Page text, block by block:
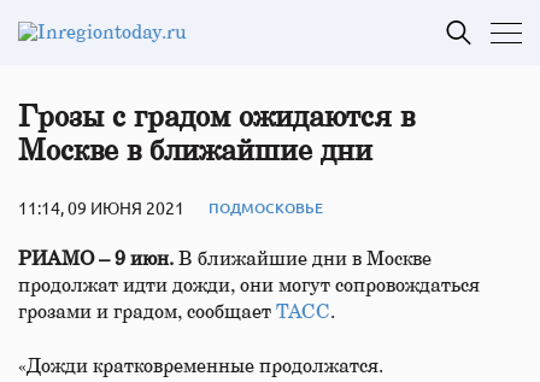
Грозы с градом ожидаются в
Москве в ближайшие дни
11:14, 09 ИЮНЯ 2021 ПОДМОСКОВЬЕ
РИАМО – 9 июн. В ближайшие дни в Москве
продолжат идти дожди, они могут сопровождаться
грозами и градом, сообщает ТАСС.
«Дожди кратковременные продолжатся.